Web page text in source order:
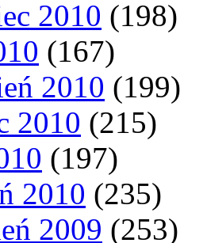
2010 (198)
(167)
2010 (199)
2010 (215)
(197)
2010 (235)
2009 (253)